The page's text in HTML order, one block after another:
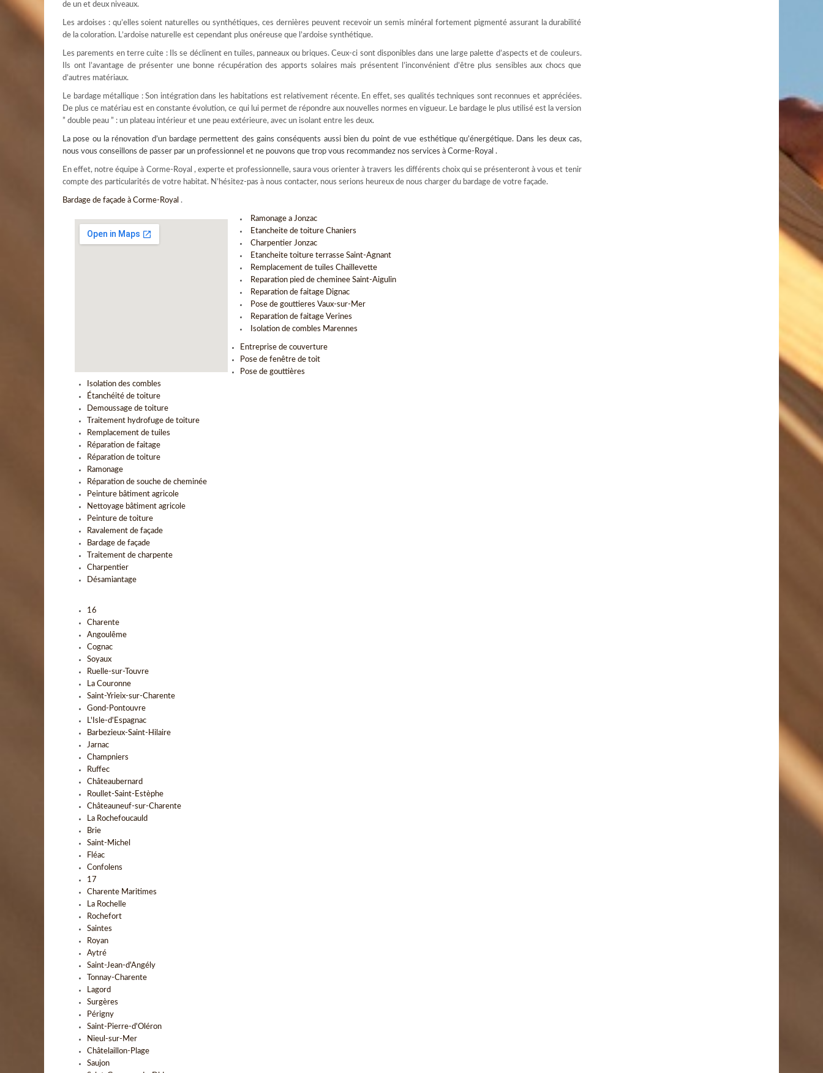
de un et deux niveaux.
Les ardoises : qu’elles soient naturelles ou synthétiques, ces dernières peuvent recevoir un semis minéral fortement pigmenté assurant la durabilité
de la coloration. L’ardoise naturelle est cependant plus onéreuse que l’ardoise synthétique.
Les parements en terre cuite : Ils se déclinent en tuiles, panneaux ou briques. Ceux-ci sont disponibles dans une large palette d’aspects et de couleurs.
Ils ont l’avantage de présenter une bonne récupération des apports solaires mais présentent l’inconvénient d’être plus sensibles aux chocs que
d’autres matériaux.
Le bardage métallique : Son intégration dans les habitations est relativement récente. En effet, ses qualités techniques sont reconnues et appréciées.
De plus ce matériau est en constante évolution, ce qui lui permet de répondre aux nouvelles normes en vigueur. Le bardage le plus utilisé est la version
” double peau ” : un plateau intérieur et une peau extérieure, avec un isolant entre les deux.
La pose ou la rénovation d’un bardage permettent des gains conséquents aussi bien du point de vue esthétique qu’énergétique. Dans les deux cas,
nous vous conseillons de passer par un professionnel et ne pouvons que trop vous recommandez nos services à Corme-Royal .
En effet, notre équipe à Corme-Royal , experte et professionnelle, saura vous orienter à travers les différents choix qui se présenteront à vous et tenir
compte des particularités de votre habitat. N’hésitez-pas à nous contacter, nous serions heureux de nous charger du bardage de votre façade.
Bardage de façade à Corme-Royal .
Ramonage a Jonzac
Etancheite de toiture Chaniers
Charpentier Jonzac
Etancheite toiture terrasse Saint-Agnant
Remplacement de tuiles Chaillevette
Reparation pied de cheminee Saint-Aigulin
Reparation de faitage Dignac
Pose de gouttieres Vaux-sur-Mer
Reparation de faitage Verines
Isolation de combles Marennes
Entreprise de couverture
Pose de fenêtre de toit
Pose de gouttières
Isolation des combles
Étanchéité de toiture
Demoussage de toiture
Traitement hydrofuge de toiture
Remplacement de tuiles
Réparation de faitage
Réparation de toiture
Ramonage
Réparation de souche de cheminée
Peinture bâtiment agricole
Nettoyage bâtiment agricole
Peinture de toiture
Ravalement de façade
Bardage de façade
Traitement de charpente
Charpentier
Désamiantage
16
Charente
Angoulême
Cognac
Soyaux
Ruelle-sur-Touvre
La Couronne
Saint-Yrieix-sur-Charente
Gond-Pontouvre
L'Isle-d'Espagnac
Barbezieux-Saint-Hilaire
Jarnac
Champniers
Ruffec
Châteaubernard
Roullet-Saint-Estèphe
Châteauneuf-sur-Charente
La Rochefoucauld
Brie
Saint-Michel
Fléac
Confolens
17
Charente Maritimes
La Rochelle
Rochefort
Saintes
Royan
Aytré
Saint-Jean-d'Angély
Tonnay-Charente
Lagord
Surgères
Périgny
Saint-Pierre-d'Oléron
Nieul-sur-Mer
Châtelaillon-Plage
Saujon